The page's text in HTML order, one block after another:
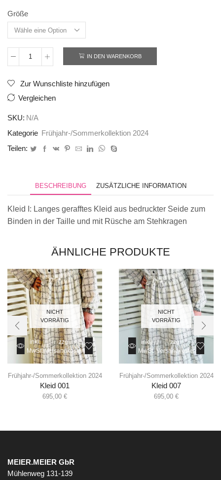
Größe
Kleid
IN DEN WARENKORB
Zur Wunschliste hinzufügen
Vergleichen
SKU: N/A
Kategorie Frühjahr-/Sommerkollektion 2024
Teilen:
BESCHREIBUNG ZUSÄTZLICHE INFORMATION
Kleid I: Langes gerafftes Kleid aus bedruckter Seide zum
Binden in der Taille und mit Rüsche am Stehkragen
ÄHNLICHE PRODUKTE
NICHT
VORRÄTIG
inkl.
MwSt.
zzgl.
Versandkosten
Frühjahr-/Sommerkollektion 2024
Kleid 001
695,00 €
NICHT
VORRÄTIG
inkl.
MwSt.
zzgl.
Versandkosten
Frühjahr-/Sommerkollektion 2024
Kleid 007
695,00 €
MEIER.MEIER GbR
Mühlenweg 131-139